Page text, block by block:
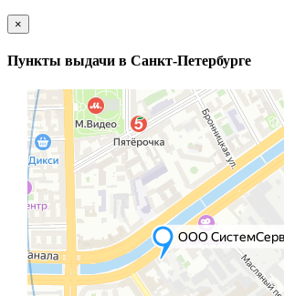
×
Пункты выдачи в Санкт-Петербурге